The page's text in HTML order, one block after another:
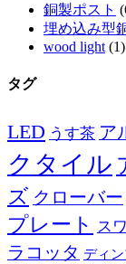
銅製ポスト
埋め込み型
wood light (1)
タグ
LED うす茶 ア
クタイル
ズ クローバー
プレート ス
ラコッタ ディ